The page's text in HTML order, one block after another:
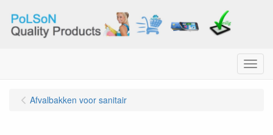
Menu
Afvalbakken voor sanitair